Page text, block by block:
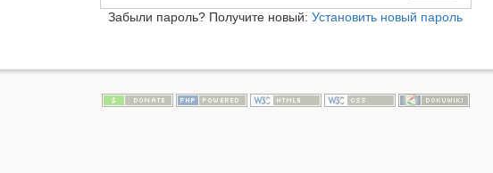
Забыли пароль? Получите новый:Установить новый пароль